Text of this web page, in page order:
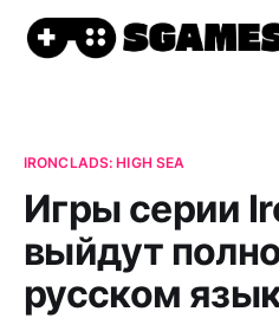
IRONCLADS: HIGH SEA
Игры серии
выйдут
русском